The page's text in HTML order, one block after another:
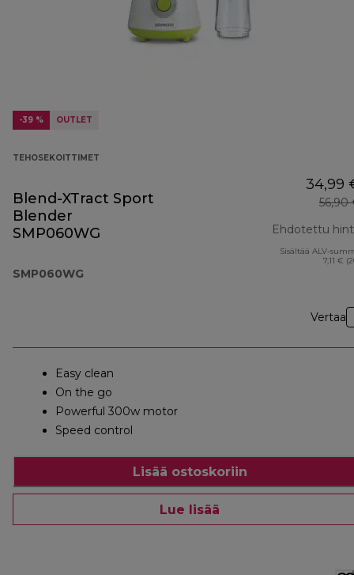
-39 % OUTLET
TEHOSEKOITTIMET
Blend-XTract Sport
Blender
SMP060WG
SMP060WG
34,99
56,90
Ehdotettu
Sisältää ALV-
7,11 €
Vertaa
Easy clean
On the go
Powerful 300w motor
Speed control
Lisää ostoskoriin
Lue lisää